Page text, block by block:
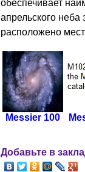
обеспечивает
апрельского
расположено
Мessier 100
Добавьте в